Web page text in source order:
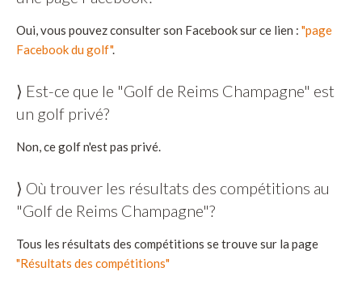
Oui, vous pouvez consulter son Facebook sur ce lien : "page
Facebook du golf".
⟩ Est-ce que le "Golf de Reims Champagne" est
un golf privé?
Non, ce golf n'est pas privé.
⟩ Où trouver les résultats des compétitions au
"Golf de Reims Champagne"?
Tous les résultats des compétitions se trouve sur la page
"Résultats des compétitions"